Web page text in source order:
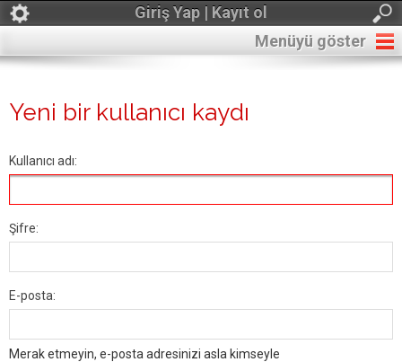
Giriş Yap | Kayıt ol
Menüyü göster
Yeni bir kullanıcı kaydı
Kullanıcı adı:
Şifre:
E-posta:
Merak etmeyin, e-posta adresinizi asla kimseyle